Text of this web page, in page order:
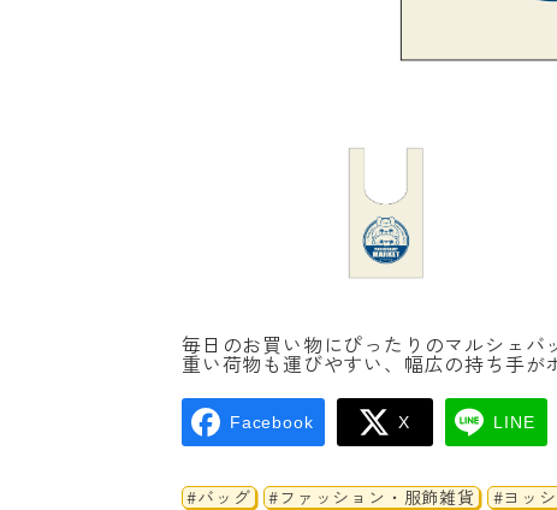
毎日のお買い物にぴったりのマルシェバ
重い荷物も運びやすい、幅広の持ち手が
Facebook X LINE
#バッグ #ファッション・服飾雑貨 #ヨッ